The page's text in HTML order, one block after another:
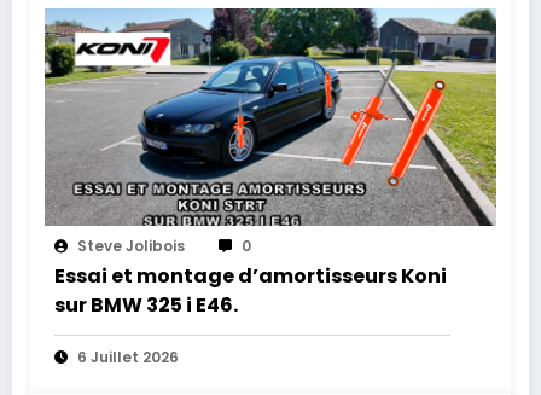
Steve Jolibois 0
Essai et montage d’amortisseurs Koni
sur BMW 325 i E46.
6 Juillet 2026